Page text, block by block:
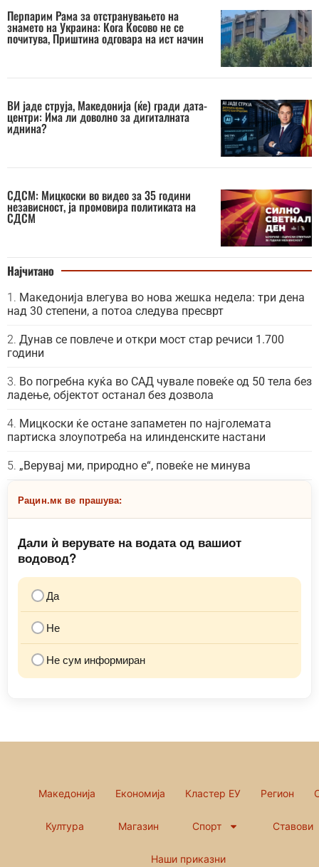
Перпарим Рама за отстранувањето на
знамето на Украина: Кога Косово не се
почитува, Приштина одговара на ист начин
ВИ јаде струја, Македонија (ќе) гради дата-
центри: Има ли доволно за дигиталната
иднина?
СДСМ: Мицкоски во видео за 35 години
независност, ја промовира политиката на
СДСМ
Најчитано
Македонија влегува во нова жешка недела: три дена
над 30 степени, а потоа следува пресврт
Дунав се повлече и откри мост стар речиси 1.700
години
Во погребна куќа во САД чувале повеќе од 50 тела без
ладење, објектот останал без дозвола
Мицкоски ќе остане запаметен по најголемата
партиска злоупотреба на илинденските настани
„Верувај ми, природно е“, повеќе не минува
Рацин.мк ве прашува:
Дали ѝ верувате на водата од вашиот
водовод?
Да
Не
Не сум информиран
Македонија Економија Кластер ЕУ Регион
Култура Магазин Спорт Ставови
Наши приказни